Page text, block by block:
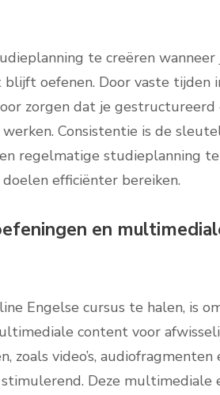
te creëren wanneer
oefenen. Door vaste tijden
zorgen dat je
Consistentie is de
regelmatige studieplanning
efficiënter bereiken.
en
Engelse cursus te halen, is
content voor
video’s, audiofragmenten
Deze multimediale